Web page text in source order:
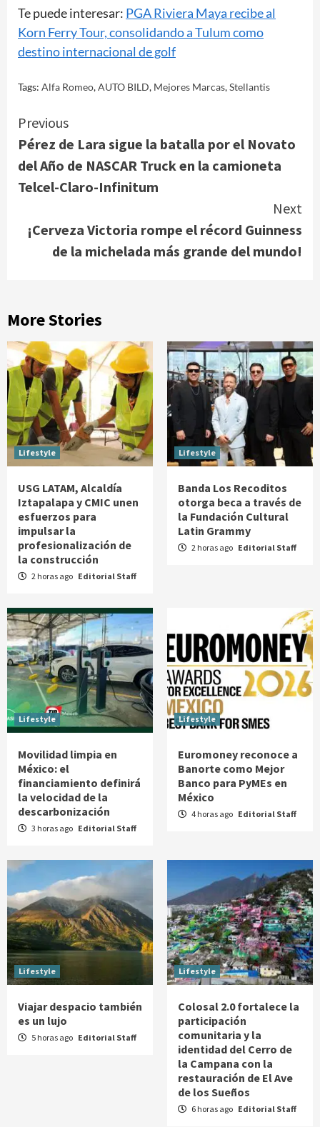
Te puede interesar: PGA Riviera Maya recibe al
Korn Ferry Tour, consolidando a Tulum como
destino internacional de golf
Tags: Alfa Romeo,AUTO BILD, Mejores Marcas,Stellantis
Continue
Reading
Previous
Pérez de Lara sigue la batalla por el Novato
del Año de NASCAR Truck en la camioneta
Telcel-Claro-Infinitum
Next
¡Cerveza Victoria rompe el récord Guinness
de la michelada más grande del mundo!
More Stories
Lifestyle
USG LATAM, Alcaldía
Iztapalapa y CMIC unen
esfuerzos para
impulsar la
profesionalización de
la construcción
2 horas ago Editorial Staff
Lifestyle
Banda Los Recoditos
otorga beca a través de
la Fundación Cultural
Latin Grammy
2 horas ago Editorial Staff
Lifestyle
Movilidad limpia en
México: el
financiamiento definirá
la velocidad de la
descarbonización
3 horas ago Editorial Staff
Lifestyle
Euromoney reconoce a
Banorte como Mejor
Banco para PyMEs en
México
4 horas ago Editorial Staff
Lifestyle
Viajar despacio también
es un lujo
5 horas ago Editorial Staff
Lifestyle
Colosal 2.0 fortalece la
participación
comunitaria y la
identidad del Cerro de
la Campana con la
restauración de El Ave
de los Sueños
6 horas ago Editorial Staff